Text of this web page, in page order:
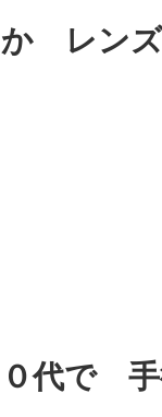
レン
代で 手